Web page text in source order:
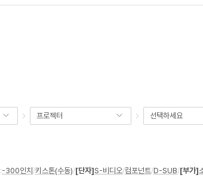
프로젝터 선택하세요
:-300인치 /키스톤(수동)/[단자]S-비디오/컴포넌트/D-SUB/[부가]